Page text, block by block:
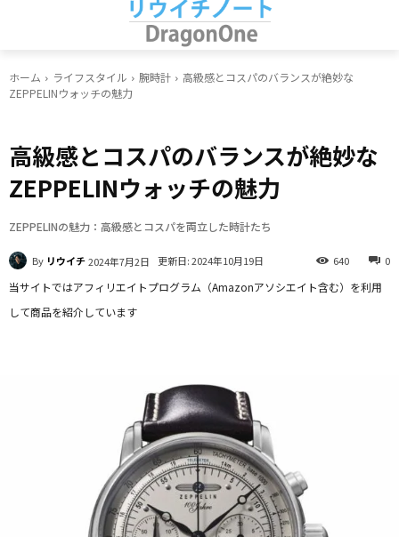
ホーム ライフスタイル 腕時計
高級感とコスパのバランスが絶妙な
ZEPPELINウォッチの魅力
高級感とコスパのバランスが絶妙な
ZEPPELINウォッチの魅力
ZEPPELINの魅力：高級感とコスパを両立した時計たち
By リウイチ2024年7月2日 更新日:2024年10月19日 0
640
当サイトではアフィリエイトプログラム（Amazonアソシエイト含む）を利用
して商品を紹介しています